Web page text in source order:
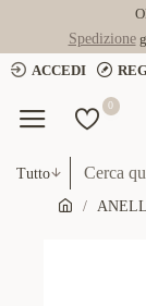
Spedizione
ACCEDI
0
Tutto